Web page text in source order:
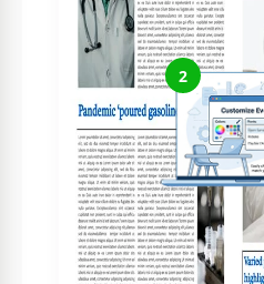
2
Altere facilmente cores, fontes